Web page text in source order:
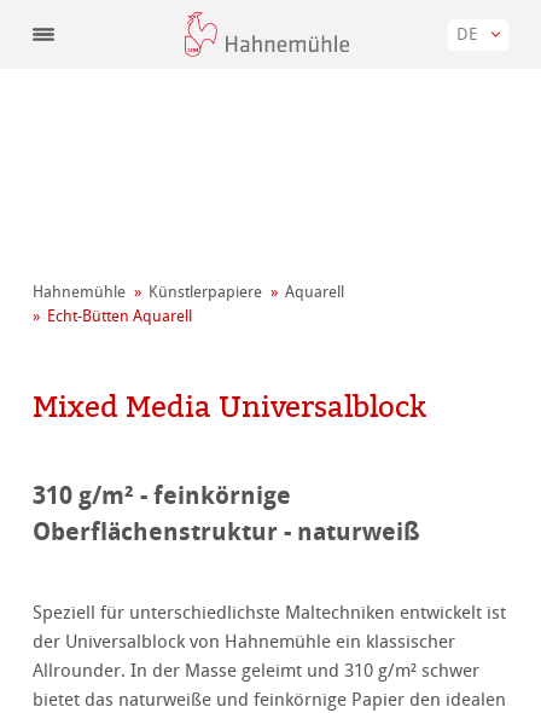
DE
Hahnemühle Künstler­papiere
Aquarell
Echt-Bütten Aquarell
Mixed Media Universalblock
310 g/m² - feinkörnige
Oberflächenstruktur - naturweiß
Speziell für unterschiedlichste Maltechniken entwickelt ist
der Universalblock von Hahnemühle ein klassischer
Allrounder. In der Masse geleimt und 310 g/m² schwer
bietet das naturweiße und feinkörnige Papier den idealen